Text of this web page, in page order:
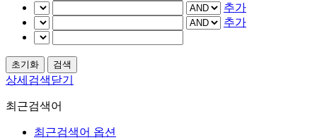
추가
추가
상세검색닫기
최근검색어
최근검색어 옵션